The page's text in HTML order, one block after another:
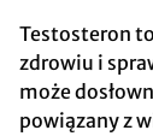
Testosteron
zdrowiu i
może
powiązany z